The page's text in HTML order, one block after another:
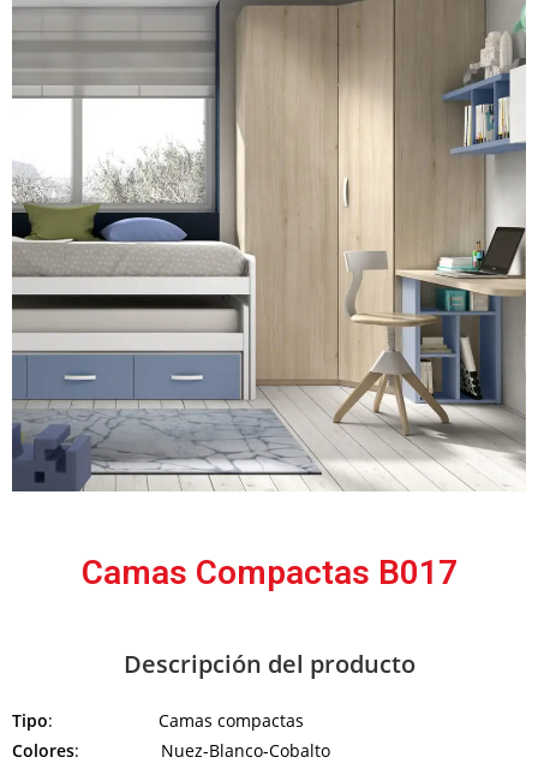
Camas Compactas B017
Descripción del producto
Tipo: Camas compactas
Colores: Nuez-Blanco-Cobalto